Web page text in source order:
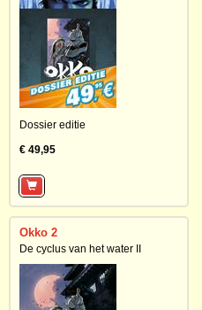
Dossier editie
€ 49,95
Okko 2
De cyclus van het water II